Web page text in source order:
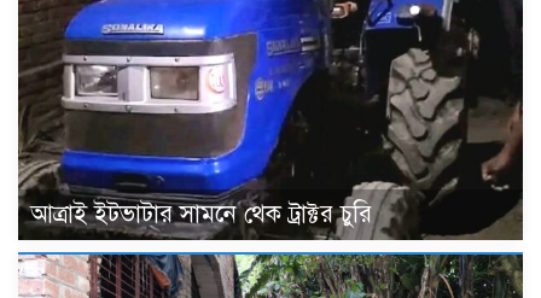
আত্রাই ইটভাটার সামনে থেক ট্রাক্টর চুরি